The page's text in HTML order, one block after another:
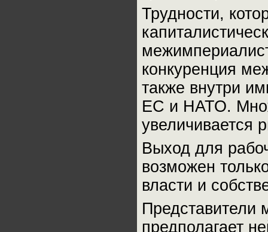
Трудности,
конкуренция
также внутри
ЕС и НАТО.
увеличивается
Выход для
возможен
власти и
Представители
предполагает